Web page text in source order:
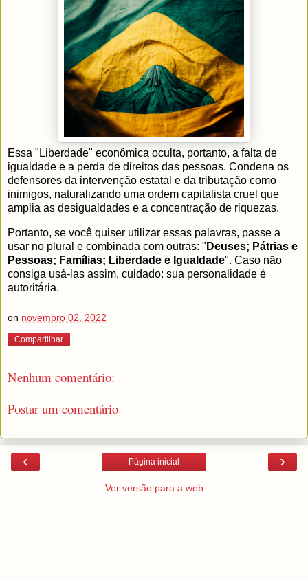
Essa "Liberdade" econômica oculta, portanto, a falta de
igualdade e a perda de direitos das pessoas. Condena os
defensores da intervenção estatal e da tributação como
inimigos, naturalizando uma ordem capitalista cruel que
amplia as desigualdades e a concentração de riquezas.
Portanto, se você quiser utilizar essas palavras, passe a
usar no plural e combinada com outras: " Deuses; Pátrias e
Pessoas; Famílias; Liberdade e Igualdade". Caso não
consiga usá-las assim, cuidado: sua personalidade é
autoritária.
on novembro 02, 2022
Compartilhar
Nenhum comentário:
Postar um comentário
‹ ›
Página inicial
Ver versão para a web